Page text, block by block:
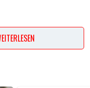
hinterlasse doch